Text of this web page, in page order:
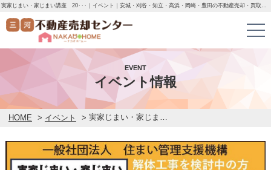
実家じまい・家じまい講座 20･･･｜イベント｜安城・刈谷・知立・高浜・岡崎・豊田の不動産売却・買取・査定なら三河不動産売却センターにお任せください！土地・中古一戸建ての即日無料査定・即金買取を行っています！
HOME > イベント > 実家じまい・家じまい講座 2025年10月25日 in安城市民会館
EVENT
イベント情報